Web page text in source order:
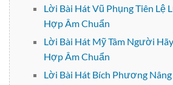
Lời Bài Hát Vũ Phụng Tiên Lệ
Hợp Âm Chuẩn
Lời Bài Hát Mỹ Tâm Người
Hợp Âm Chuẩn
Lời Bài Hát Bích Phương Nâng